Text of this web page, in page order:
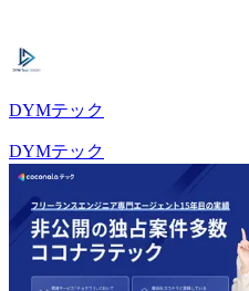
DYMテック
DYMテック